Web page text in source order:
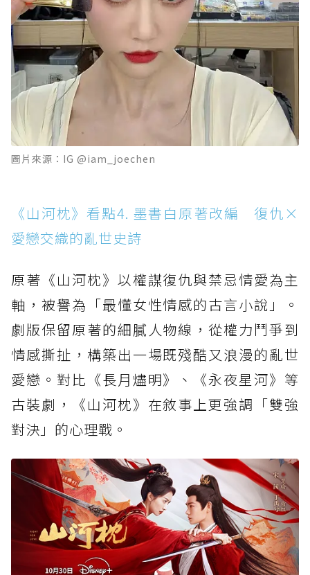
圖片來源：IG @iam_joechen
《山河枕》看點4. 墨書白原著改編 復仇×
愛戀交織的亂世史詩
原著《山河枕》以權謀復仇與禁忌情愛為主
軸，被譽為「最懂女性情感的古言小說」。
劇版保留原著的細膩人物線，從權力鬥爭到
情感撕扯，構築出一場既殘酷又浪漫的亂世
愛戀。對比《長月燼明》、《永夜星河》等
古裝劇，《山河枕》在敘事上更強調「雙強
對決」的心理戰。